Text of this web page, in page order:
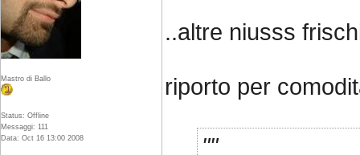
Mastro di Ballo
Status: Offline
Messaggi: 111
Data: Oct 16 13:00 2008
..altre niusss
riporto per